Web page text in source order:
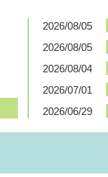
2026/08/05
2026/08/05
2026/08/04
2026/07/01
2026/06/29